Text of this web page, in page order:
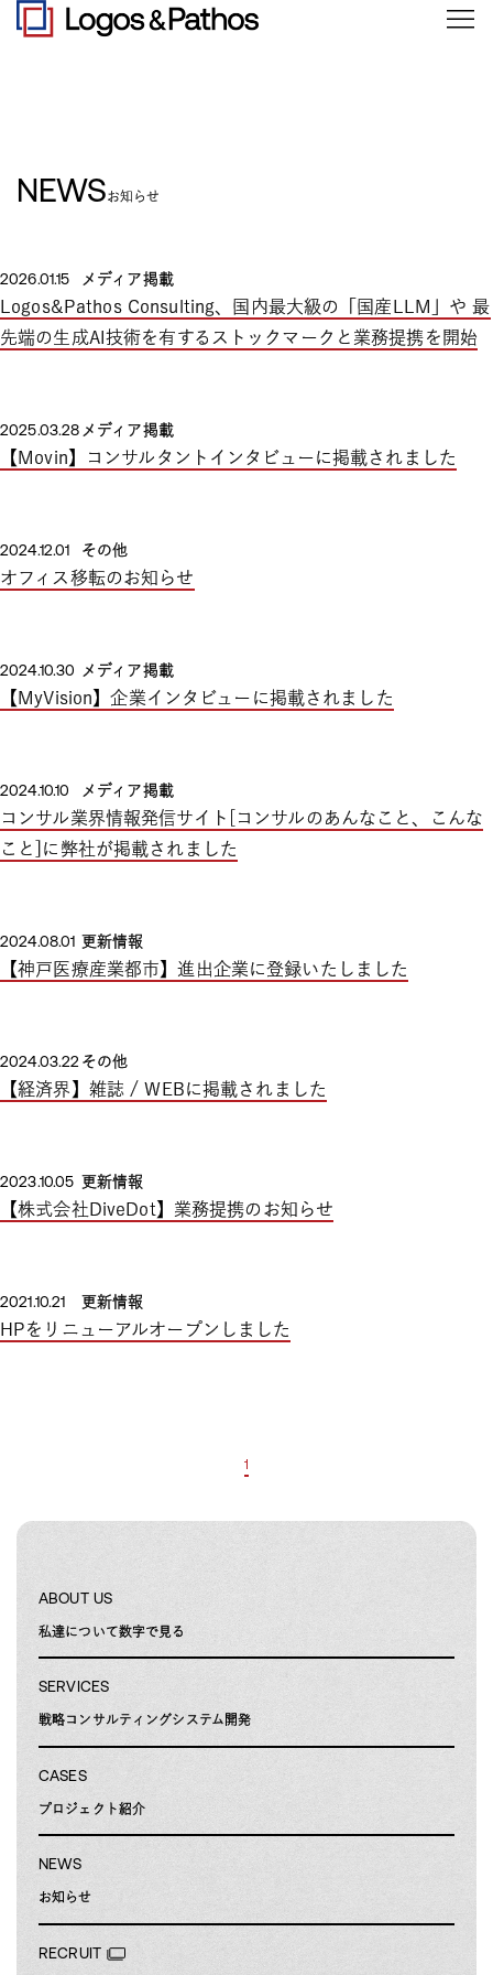
NEWSお知らせ
2026.01.15 メディア掲載
Logos&Pathos Consulting、国内最大級の「国産LLM」や 最
先端の生成AI技術を有するストックマークと業務提携を開始
2025.03.28 メディア掲載
【Movin】コンサルタントインタビューに掲載されました
2024.12.01 その他
オフィス移転のお知らせ
2024.10.30 メディア掲載
【MyVision】企業インタビューに掲載されました
2024.10.10 メディア掲載
コンサル業界情報発信サイト[コンサルのあんなこと、こんな
こと]に弊社が掲載されました
2024.08.01 更新情報
【神戸医療産業都市】進出企業に登録いたしました
2024.03.22 その他
【経済界】雑誌 / WEBに掲載されました
2023.10.05 更新情報
【株式会社DiveDot】業務提携のお知らせ
2021.10.21 更新情報
HPをリニューアルオープンしました
1
ABOUT US
私達について数字で見る
SERVICES
戦略コンサルティングシステム開発
CASES
プロジェクト紹介
NEWS
お知らせ
RECRUIT